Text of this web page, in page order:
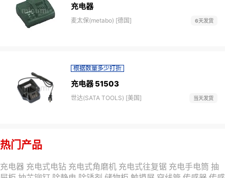
充电器
麦太保(metabo) [德国] 6天发货
根据数量多少打折
充电器 51503
世达(SATA TOOLS) [美国] 当天发货
热门产品
充电器 充电式电钻 充电式角磨机 充电式往复锯 充电手电筒 抽